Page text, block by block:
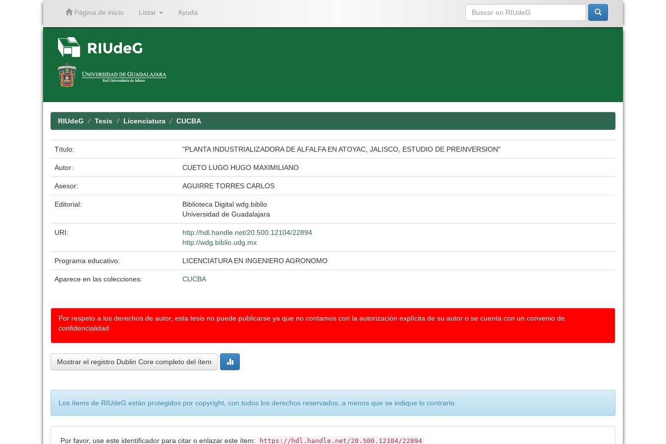
Página de inicio Listar Ayuda
RIUdeG Tesis Licenciatura CUCBA
Título: "PLANTA INDUSTRIALIZADORA DE ALFALFA EN ATOYAC, JALISCO, ESTUDIO DE PREINVERSION"
Autor: CUETO LUGO HUGO MAXIMILIANO
Asesor: AGUIRRE TORRES CARLOS
Editorial:
Biblioteca Digital wdg.biblio
Universidad de Guadalajara
URI:
http://hdl.handle.net/20.500.12104/22894
http://wdg.biblio.udg.mx
Programa educativo: LICENCIATURA EN INGENIERO AGRONOMO
Aparece en las colecciones: CUCBA
Por respeto a los derechos de autor, esta tesis no puede publicarse ya que no contamos con la autorización explícita de su autor o se cuenta con un convenio de
confidencialidad
Mostrar el registro Dublin Core completo del ítem
Los ítems de RIUdeG están protegidos por copyright, con todos los derechos reservados, a menos que se indique lo contrario.
Por favor, use este identificador para citar o enlazar este ítem: https://hdl.handle.net/20.500.12104/22894